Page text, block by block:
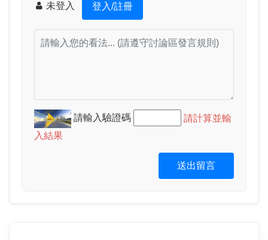
未登入 登入/註冊
請輸入驗證碼
請計算並輸
入結果
送出留言